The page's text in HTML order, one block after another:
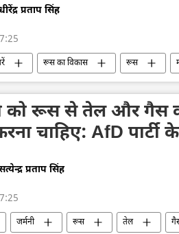
प्रताप सिंह
रूस का विकास रूस
अक्कुयू परमाणु ऊर्जा प्लांट (NPP)
को रूस से तेल और गैस
चाहिए: AfD पार्टी
प्रताप सिंह
जर्मनी रूस तेल